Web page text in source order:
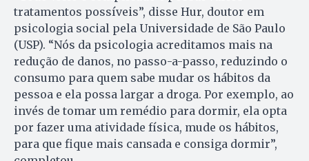
tratamentos possíveis”, disse Hur, doutor em
psicologia social pela Universidade de São Paulo
(USP). “Nós da psicologia acreditamos mais na
redução de danos, no passo-a-passo, reduzindo o
consumo para quem sabe mudar os hábitos da
pessoa e ela possa largar a droga. Por exemplo, ao
invés de tomar um remédio para dormir, ela opta
por fazer uma atividade física, mude os hábitos,
para que fique mais cansada e consiga dormir”,